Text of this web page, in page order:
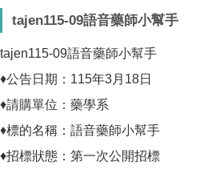
tajen115-09語音藥師小幫手
tajen115-09語音藥師小幫手
♦公告日期：115年3月18日
♦請購單位：藥學系
♦標的名稱：語音藥師小幫手
♦招標狀態：第一次公開招標